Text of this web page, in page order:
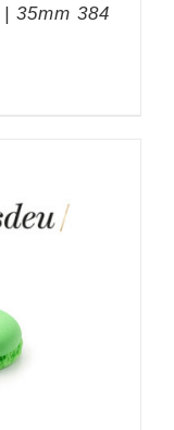
35mm 384